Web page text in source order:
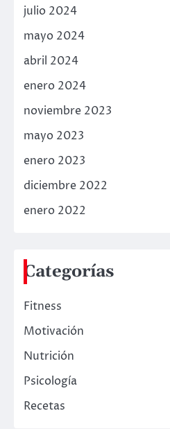
julio 2024
mayo 2024
abril 2024
enero 2024
noviembre 2023
mayo 2023
enero 2023
diciembre 2022
enero 2022
Categorías
Fitness
Motivación
Nutrición
Psicología
Recetas